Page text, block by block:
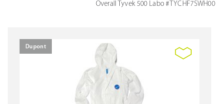
Overall Tyvek 500 Labo #TYCHF7SWH00
Dupont